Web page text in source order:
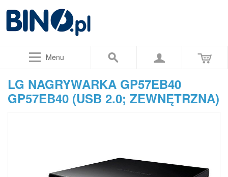
Menu
LG NAGRYWARKA GP57EB40
GP57EB40 (USB 2.0; ZEWNĘTRZNA)